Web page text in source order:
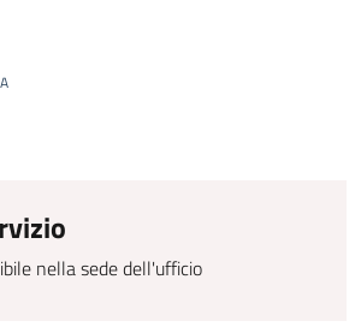
nella sede dell'ufficio